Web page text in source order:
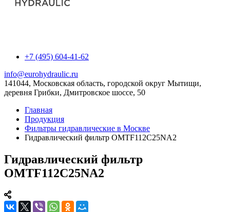
+7 (495) 604-41-62
info@eurohydraulic.ru
141044, Московская область, городской округ Мытищи,
деревня Грибки, Дмитровское шоссе, 50
Главная
Продукция
Фильтры гидравлические в Москве
Гидравлический фильтр OMTF112C25NA2
Гидравлический фильтр
OMTF112C25NA2